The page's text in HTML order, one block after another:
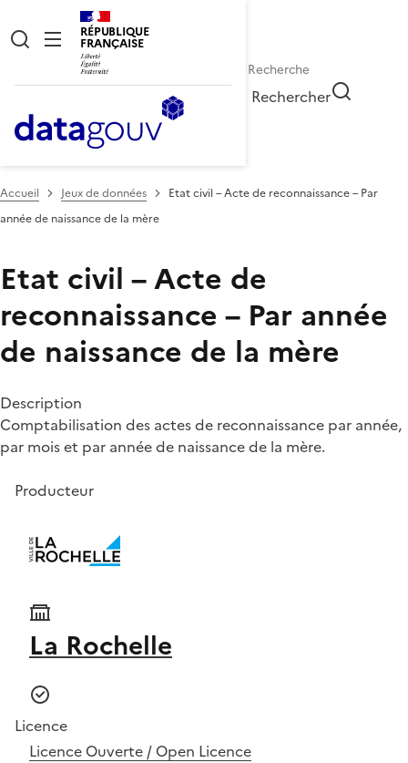
RÉPUBLIQUE
FRANÇAISE
Rechercher
Accueil Jeux de données
Etat civil – Acte de reconnaissance – Par
année de naissance de la mère
Etat civil – Acte de
reconnaissance – Par année
de naissance de la mère
Description
Comptabilisation des actes de reconnaissance par année,
par mois et par année de naissance de la mère.
Producteur
La Rochelle
Licence
Licence Ouverte / Open Licence